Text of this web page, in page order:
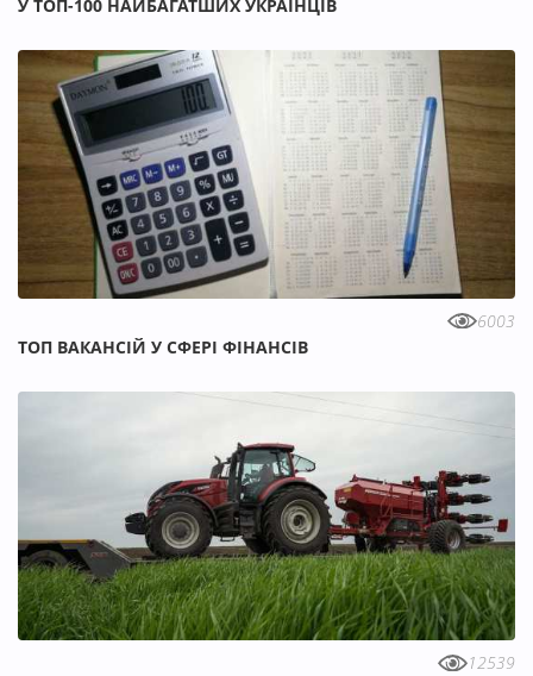
У ТОП-100 НАЙБАГАТШИХ УКРАЇНЦІВ
6003
ТОП ВАКАНСІЙ У СФЕРІ ФІНАНСІВ
12539